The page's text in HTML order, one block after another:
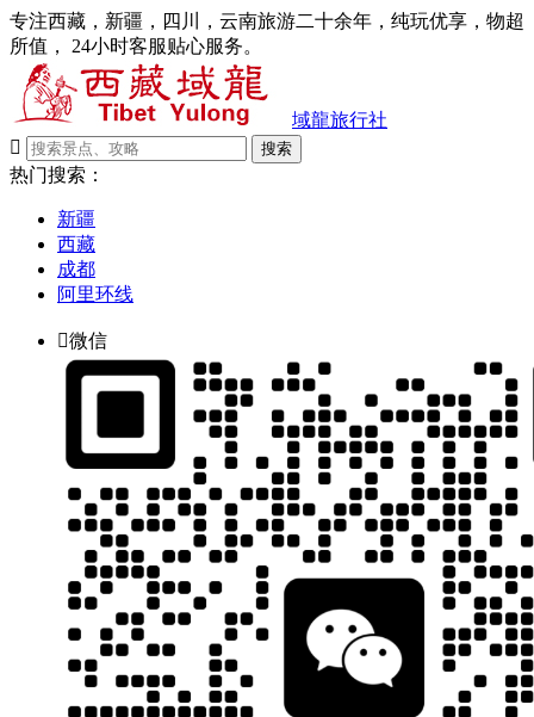
专注西藏，新疆，四川，云南旅游二十余年，纯玩优享，物超
所值， 24小时客服贴心服务。
域龍旅行社

搜索
热门搜索：
新疆
西藏
成都
阿里环线
微信